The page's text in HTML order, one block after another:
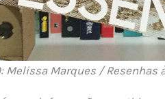
Melissa Marques / Resenhas